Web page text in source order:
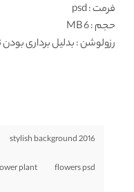
فرمت: psd
حجم : 6 MB
رزولوشن: بدلیل برداری
2016 stylish background
flowers psd
plant